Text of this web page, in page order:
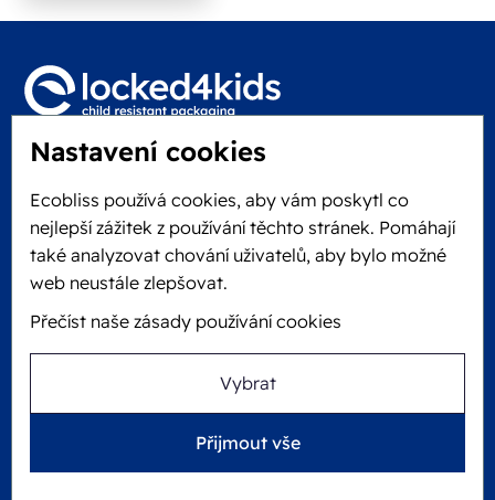
Nastavení cookies
Ecobliss používá cookies, aby vám poskytl co
nejlepší zážitek z používání těchto stránek. Pomáhají
také analyzovat chování uživatelů, aby bylo možné
web neustále zlepšovat.
Přečíst naše zásady používání cookies
Vybrat
Přijmout vše
Locked4Kids B.V.
6101 XJ Echt, The Netherlands
KVK: 60610182
+31 475 390 550
Ecobliss je FSC® certifikována s licenčním